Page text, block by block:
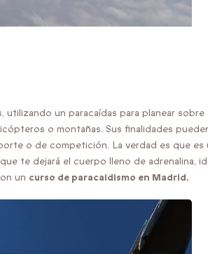
un paracaídas para planear sobre
o montañas. Sus finalidades
o de competición. La verdad es que es
te dejará el cuerpo lleno de adrenalina,
un curso de paracaidismo en Madrid.